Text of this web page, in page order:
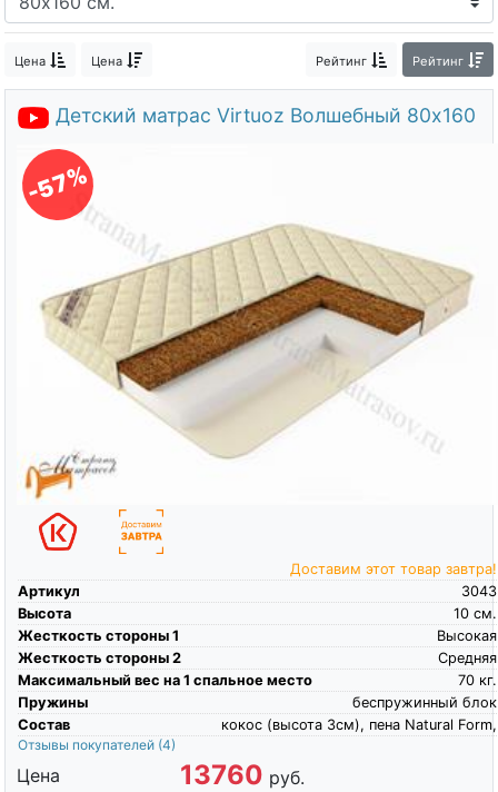
Open submenu (Шкафы)
Шкафы
Контакты
Доставка по городу
Цена Цена Рейтинг Рейтинг
Детский матрас Virtuoz Волшебный 80х160
-57%
Доставим этот товар завтра!
Артикул
3043
Высота
см.
10
Жесткость стороны 1
Высокая
Жесткость стороны 2
Средняя
Максимальный вес на 1 спальное место
кг.
70
Пружины
беспружинный блок
Состав
кокос (высота 3см), пена Natural Form,
Отзывы покупателей (4)
Цена 13760 руб.